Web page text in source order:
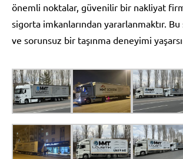
önemli noktalar, güvenilir bir nakliyat
sigorta imkanlarından yararlanmaktır.
ve sorunsuz bir taşınma deneyimi